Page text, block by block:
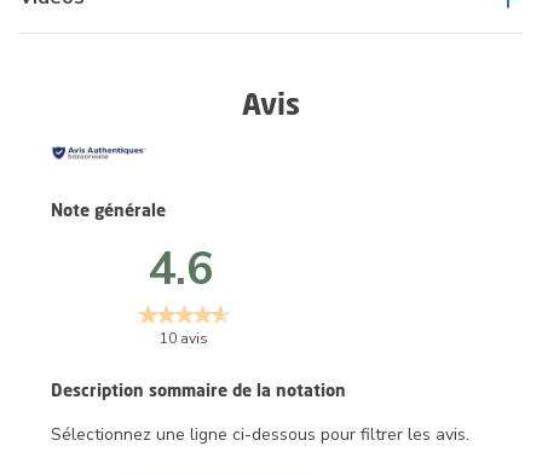
Avis
Description sommaire de la notation
Sélectionnez une ligne ci-dessous pour filtrer les avis.
Note générale
4.6
10 avis